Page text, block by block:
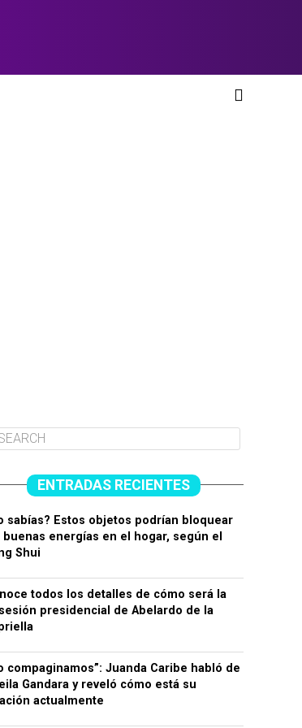
ENTRADAS RECIENTES
sabías? Estos objetos podrían bloquear
buenas energías en el hogar, según el
Shui
todos los detalles de cómo será la
presidencial de Abelardo de la
compaginamos”: Juanda Caribe habló de
Gandara y reveló cómo está su
actualmente